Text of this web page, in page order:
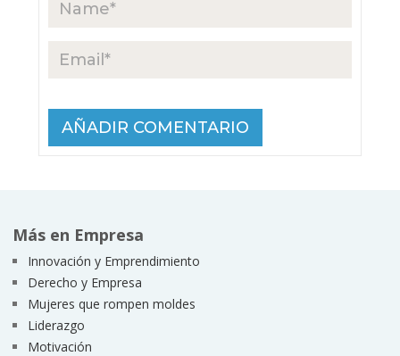
Más en Empresa
Innovación y Emprendimiento
Derecho y Empresa
Mujeres que rompen moldes
Liderazgo
Motivación